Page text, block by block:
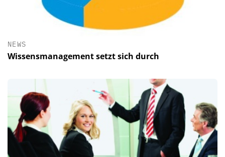
NEWS
Wissensmanagement setzt sich durch